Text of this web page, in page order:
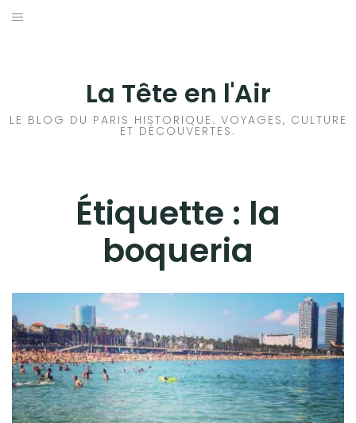
Aller
La Tête en l'Air
LE BLOG DU PARIS HISTORIQUE. VOYAGES, CULTURE
ET DÉCOUVERTES.
Étiquette : la
boqueria
HISTOIRES EN ILE DE FRANCE
VOYAGES À L’ÉTRANGER